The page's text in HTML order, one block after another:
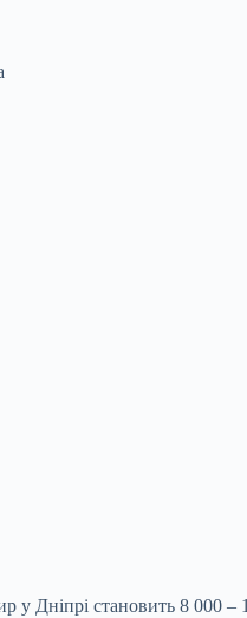
у Дніпрі становить 8 000 –